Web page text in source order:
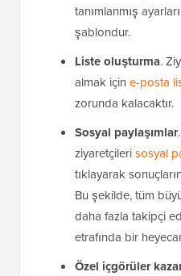
tanımlanmış
şablondur.
Liste oluşturma.
almak için e-posta
zorunda kalacaktır.
Sosyal paylaşımlar
ziyaretçilerisosyal
tıklayarak
Bu şekilde, tüm
daha fazla takipçi
etrafında bir
Özel içgörüler